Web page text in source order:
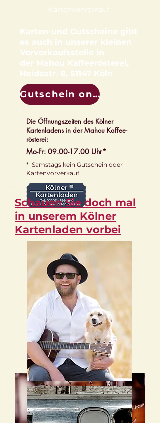
Kartenvorverkauf
Karten-und Gutscheine gibt
es auch in unserer kleinen
Vorverkaufsstelle in
der Mahou Kaffeerösterei,
Heidestr. 8, 51147 Köln
Gutschein online kaufen
Die Öffnungszeiten des Kölner
Kartenladens in der Mahou Kaffee-
rösterei:
Mo-Fr: 09.00-17.00 Uhr*
* Samstags kein Gutschein oder
Kartenvorverkauf
Schauen Sie doch mal
in unserem Kölner
Kartenladen vorbei